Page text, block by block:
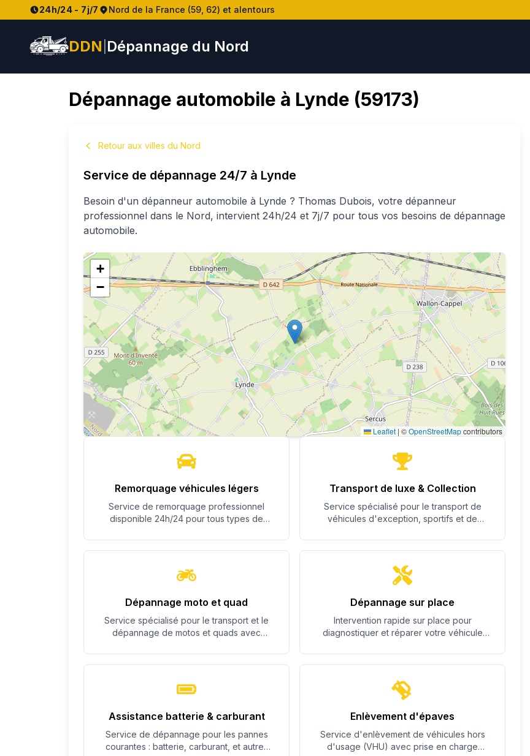
24h/24 - 7j/7 Nord de la France (59, 62) et alentours
DDN Dépannage du Nord
Dépannage automobile à Lynde (59173)
Retour aux villes du Nord
Service de dépannage 24/7 à Lynde
Besoin d'un dépanneur automobile à Lynde ? Thomas Dubois, votre dépanneur
professionnel dans le Nord, intervient 24h/24 et 7j/7 pour tous vos besoins de dépannage
automobile.
+
−
Leaflet | ©OpenStreetMapcontributors
Remorquage véhicules légers
Service de remorquage professionnel
disponible 24h/24 pour tous types de
Transport de luxe & Collection
Service spécialisé pour le transport de
véhicules d'exception, sportifs et de
Dépannage moto et quad
Service spécialisé pour le transport et le
dépannage de motos et quads avec
Dépannage sur place
Intervention rapide sur place pour
diagnostiquer et réparer votre véhicule
Assistance batterie & carburant
Service de dépannage pour les pannes
courantes : batterie, carburant, et autres
Enlèvement d'épaves
Service d'enlèvement de véhicules hors
d'usage (VHU) avec prise en charge